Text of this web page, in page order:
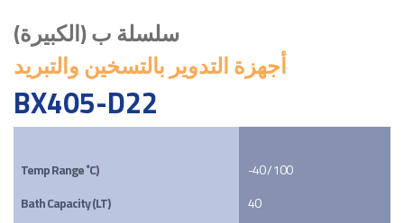
سلسلة ب (الكبيرة)
أجهزة التدوير بالتسخين والتبريد
BX405-D22
Temp Range ˚C)
Bath Capacity (LT)
-40 / 100
40